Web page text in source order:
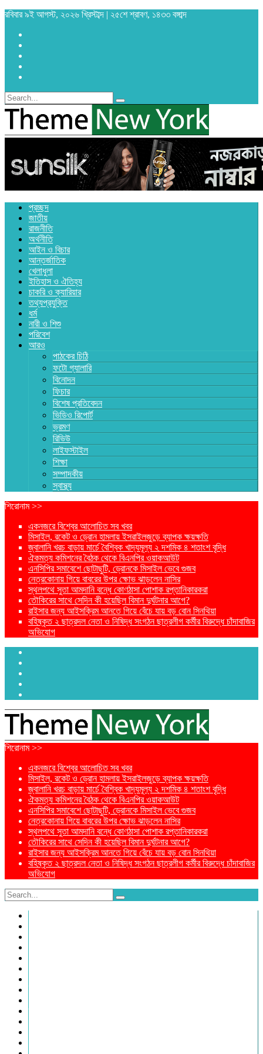
রবিবার ৯ই আগস্ট, ২০২৬ খ্রিস্টাব্দ | ২৫শে শ্রাবণ, ১৪৩৩ বঙ্গাব্দ
প্রচ্ছদ
জাতীয়
রাজনীতি
অর্থনীতি
আইন ও বিচার
আন্তর্জাতিক
খেলাধুলা
ইতিহাস ও ঐতিহ্য
চাকরি ও ক্যারিয়ার
তথ্যপ্রযুক্তি
ধর্ম
নারী ও শিশু
পরিবেশ
আরও
পাঠকের চিঠি
ফটো গ্যালারি
বিনোদন
ফিচার
বিশেষ প্রতিবেদন
ভিডিও রিপোর্ট
ভ্রমণ
রিভিউ
লাইফস্টাইল
শিক্ষা
সম্পাদকীয়
স্বাস্থ্য
শিরোনাম >>
একনজরে বিশ্বের আলোচিত সব খবর
মিসাইল, রকেট ও ড্রোন হামলায় ইসরাইলজুড়ে ব্যাপক ক্ষয়ক্ষতি
জ্বালানি খরচ বাড়ায় মার্চে বৈশ্বিক খাদ্যমূল্য ২ দশমিক ৪ শতাংশ বৃদ্ধি
ঐকমত্য কমিশনের বৈঠক থেকে বিএনপির ওয়াকআউট
এনসিপির সমাবেশে ছোটাছুটি, ড্রোনকে মিসাইল ভেবে গুজব
নেত্রকোনায় গিয়ে বাবরের উপর ক্ষোভ ঝাড়লেন নাসির
স্থলপথে সুতা আমদানি বন্ধে কোণঠাসা পোশাক রপ্তানিকারকরা
তৌকিরের সাথে সেদিন কী হয়েছিল বিমান দুর্ঘটনার আগে?
রাইসার জন্য আইসক্রিম আনতে গিয়ে বেঁচে যায় বড় বোন সিনথিয়া
বহিষ্কৃত ২ ছাত্রদল নেতা ও নিষিদ্ধ সংগঠন ছাত্রলীগ কর্মীর বিরুদ্ধে চাঁদাবাজির
অভিযোগ
শিরোনাম >>
একনজরে বিশ্বের আলোচিত সব খবর
মিসাইল, রকেট ও ড্রোন হামলায় ইসরাইলজুড়ে ব্যাপক ক্ষয়ক্ষতি
জ্বালানি খরচ বাড়ায় মার্চে বৈশ্বিক খাদ্যমূল্য ২ দশমিক ৪ শতাংশ বৃদ্ধি
ঐকমত্য কমিশনের বৈঠক থেকে বিএনপির ওয়াকআউট
এনসিপির সমাবেশে ছোটাছুটি, ড্রোনকে মিসাইল ভেবে গুজব
নেত্রকোনায় গিয়ে বাবরের উপর ক্ষোভ ঝাড়লেন নাসির
স্থলপথে সুতা আমদানি বন্ধে কোণঠাসা পোশাক রপ্তানিকারকরা
তৌকিরের সাথে সেদিন কী হয়েছিল বিমান দুর্ঘটনার আগে?
রাইসার জন্য আইসক্রিম আনতে গিয়ে বেঁচে যায় বড় বোন সিনথিয়া
বহিষ্কৃত ২ ছাত্রদল নেতা ও নিষিদ্ধ সংগঠন ছাত্রলীগ কর্মীর বিরুদ্ধে চাঁদাবাজির
অভিযোগ